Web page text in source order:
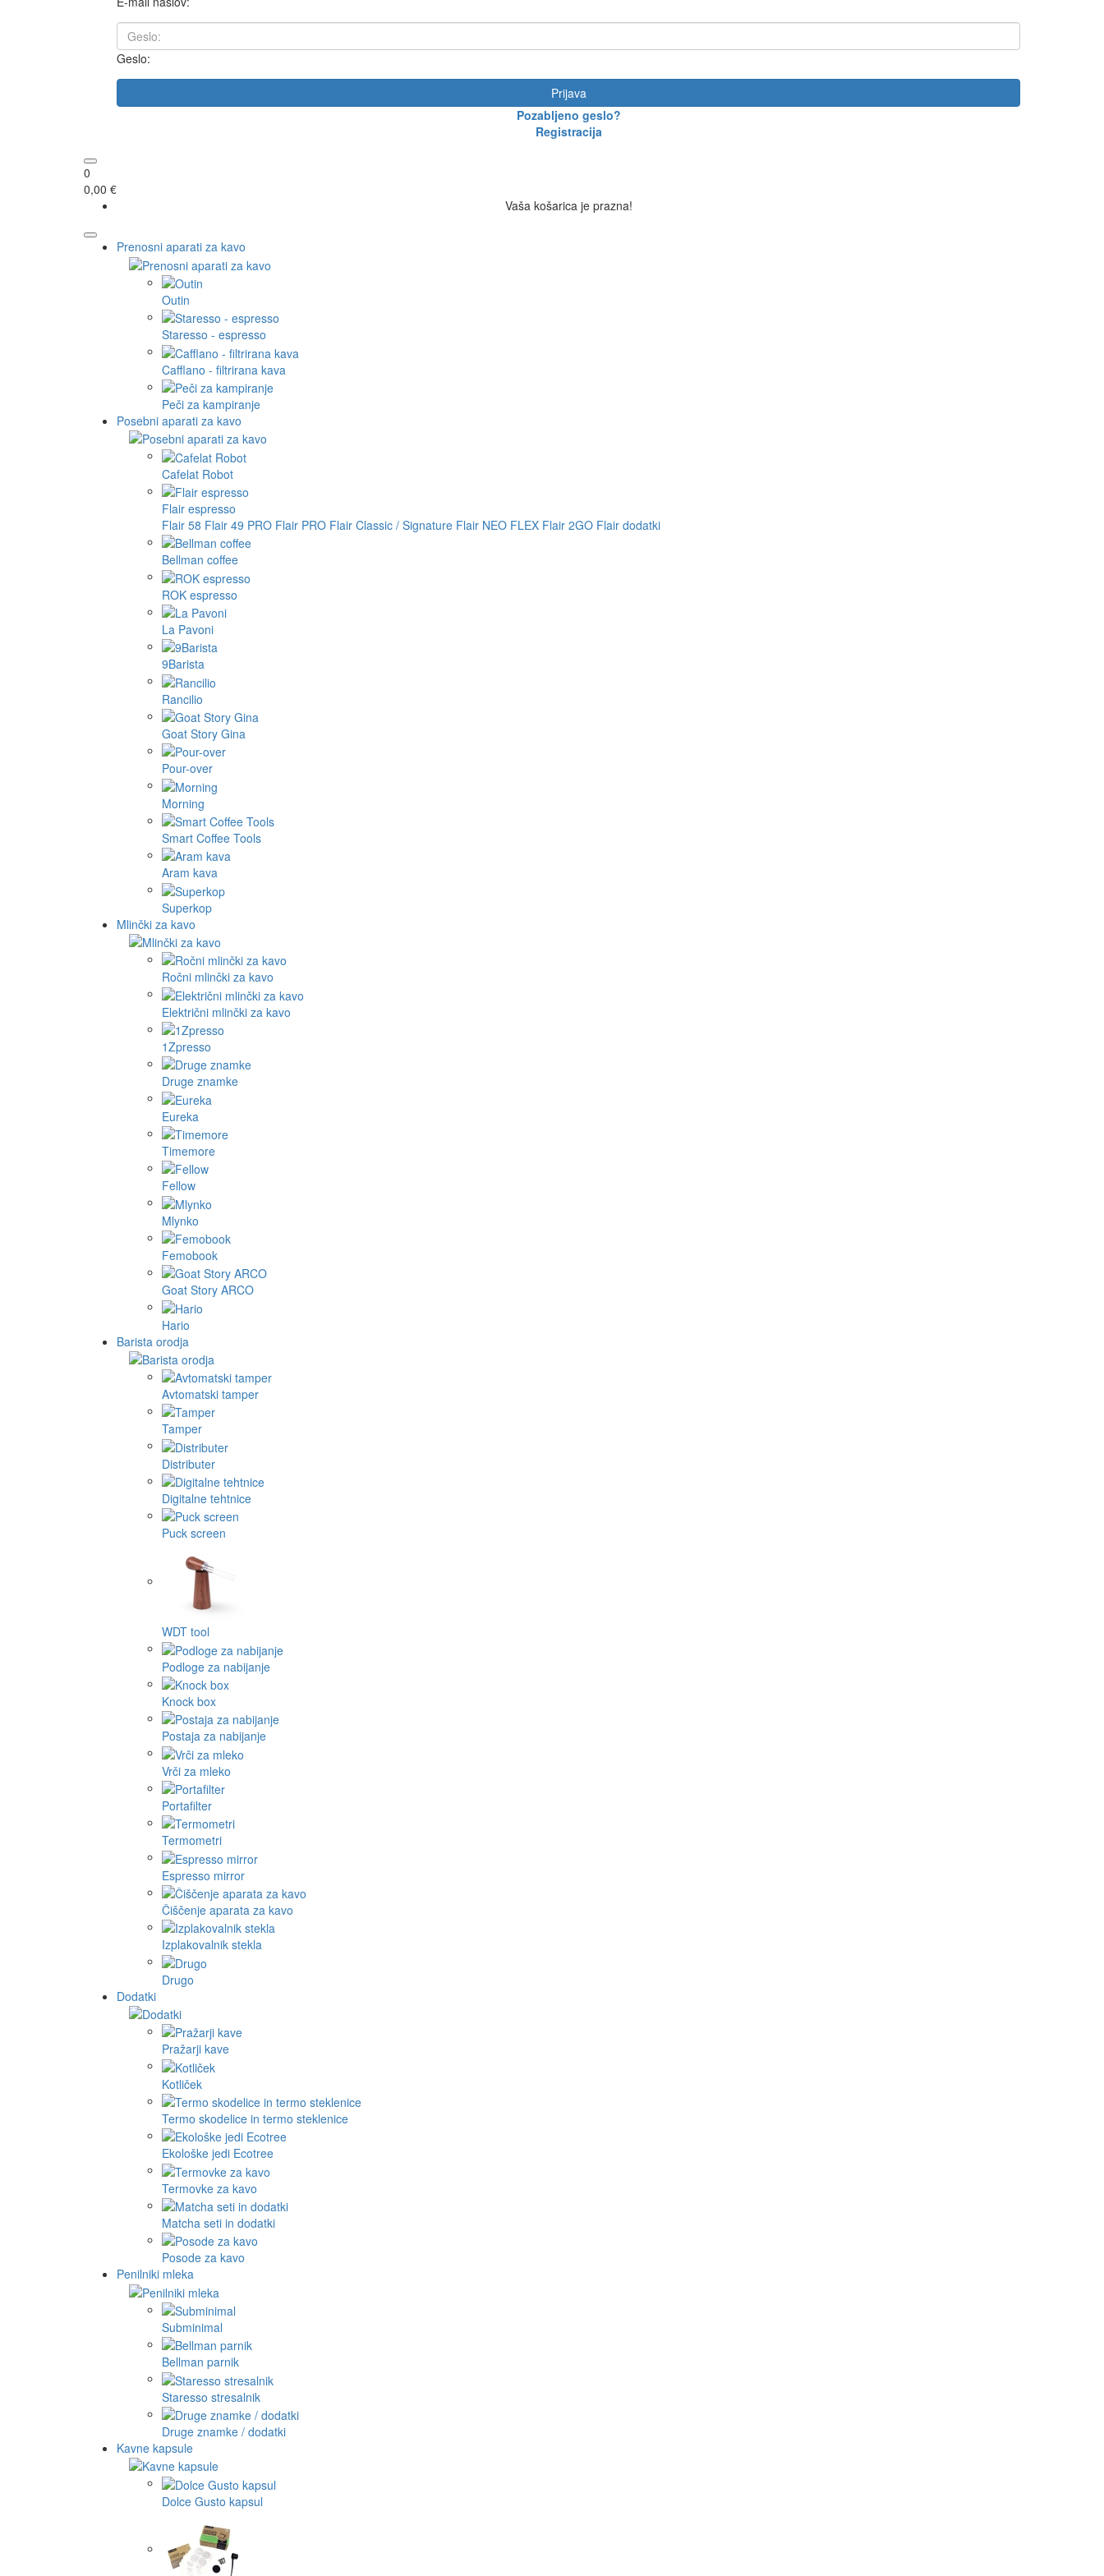
Geslo:
Prijava
Pozabljeno geslo?
Registracija
0
0,00 €
Vaša košarica je prazna!
Prenosni aparati za kavo
Outin
Staresso - espresso
Cafflano - filtrirana kava
Peči za kampiranje
Posebni aparati za kavo
Cafelat Robot
Flair espresso
Flair 58 Flair 49 PRO Flair PRO Flair Classic / Signature Flair NEO FLEX Flair 2GO Flair dodatki
Bellman coffee
ROK espresso
La Pavoni
9Barista
Rancilio
Goat Story Gina
Pour-over
Morning
Smart Coffee Tools
Aram kava
Superkop
Mlinčki za kavo
Ročni mlinčki za kavo
Električni mlinčki za kavo
1Zpresso
Druge znamke
Eureka
Timemore
Fellow
Mlynko
Femobook
Goat Story ARCO
Hario
Barista orodja
Avtomatski tamper
Tamper
Distributer
Digitalne tehtnice
Puck screen
WDT tool
Podloge za nabijanje
Knock box
Postaja za nabijanje
Vrči za mleko
Portafilter
Termometri
Espresso mirror
Čiščenje aparata za kavo
Izplakovalnik stekla
Drugo
Dodatki
Pražarji kave
Kotliček
Termo skodelice in termo steklenice
Ekološke jedi Ecotree
Termovke za kavo
Matcha seti in dodatki
Posode za kavo
Penilniki mleka
Subminimal
Bellman parnik
Staresso stresalnik
Druge znamke / dodatki
Kavne kapsule
Dolce Gusto kapsul